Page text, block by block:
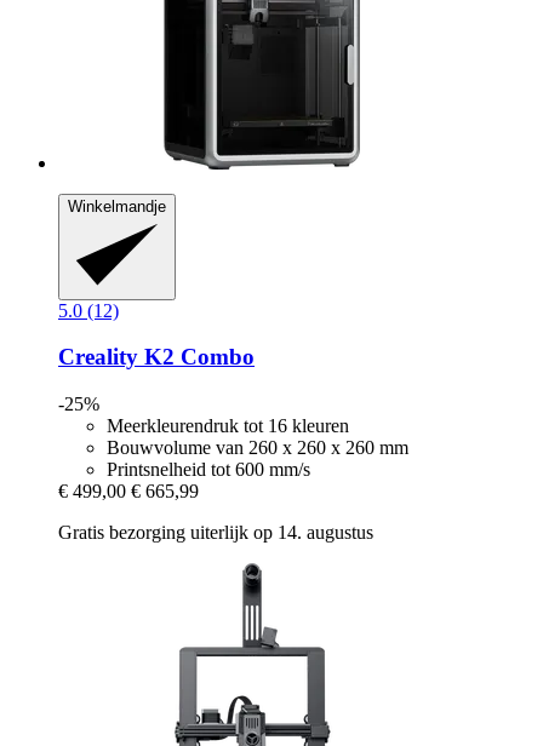
Winkelmandje
5.0 (12)
Creality K2 Combo
-25%
Meerkleurendruk tot 16 kleuren
Bouwvolume van 260 x 260 x 260 mm
Printsnelheid tot 600 mm/s
€ 499,00 € 665,99
Gratis bezorging uiterlijk op 14. augustus